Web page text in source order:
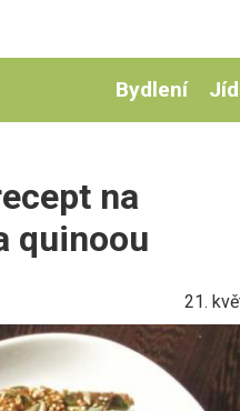
Bydlení
na
quinoou
21.